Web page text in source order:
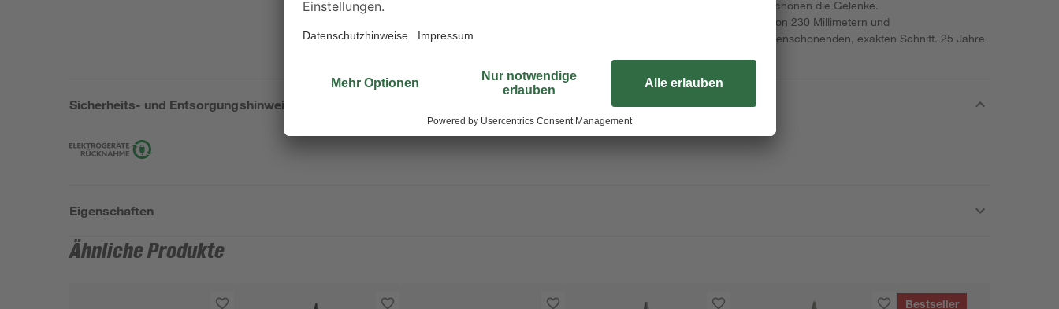
Arbeiten. Anschlagpuffer aus Spezialkunststoff schonen die Gelenke.
Präzisionsgeschliffene Messer mit einer Länge von 230 Millimetern und
Antihaftbeschichtung gewährleisten einen pflanzenschonenden, exakten Schnitt. 25 Jahre
Sicherheits- und Entsorgungshinweise
Eigenschaften
Ähnliche Produkte
Bestseller